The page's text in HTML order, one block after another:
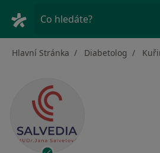
Co hledáte?
Hlavní Stránka Diabetolog